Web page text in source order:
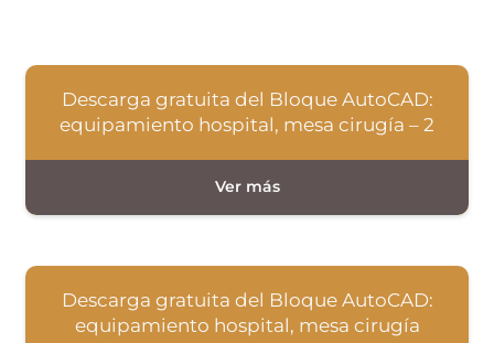
Descarga gratuita del Bloque AutoCAD:
equipamiento hospital, mesa cirugía – 2
Descarga gratuita del Bloque AutoCAD:
equipamiento hospital, mesa cirugía